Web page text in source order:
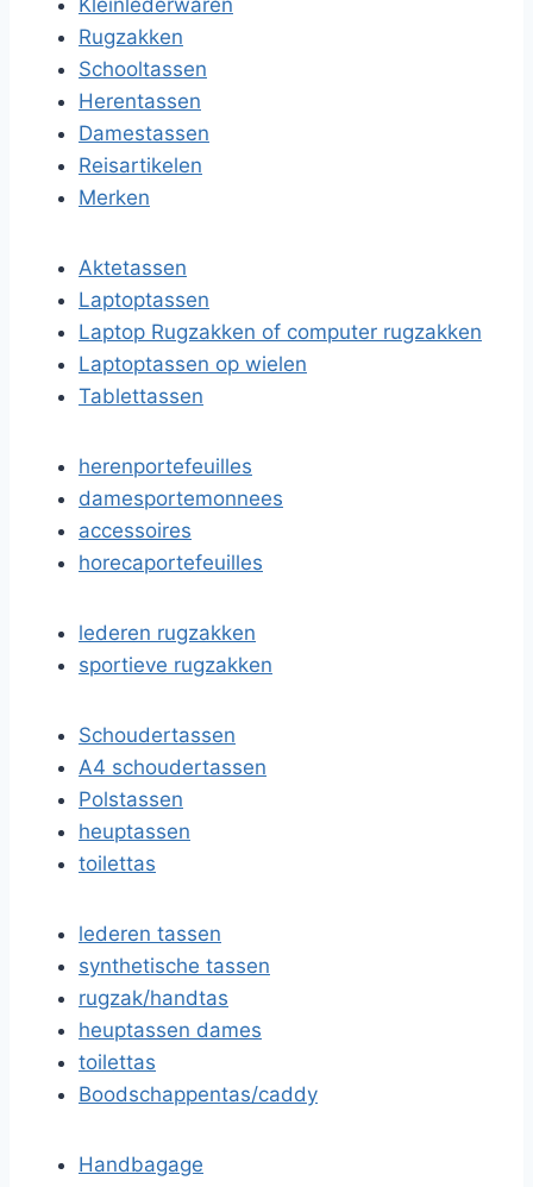
Kleinlederwaren
Rugzakken
Schooltassen
Herentassen
Damestassen
Reisartikelen
Merken
Aktetassen
Laptoptassen
Laptop Rugzakken of computer rugzakken
Laptoptassen op wielen
Tablettassen
herenportefeuilles
damesportemonnees
accessoires
horecaportefeuilles
lederen rugzakken
sportieve rugzakken
Schoudertassen
A4 schoudertassen
Polstassen
heuptassen
toilettas
lederen tassen
synthetische tassen
rugzak/handtas
heuptassen dames
toilettas
Boodschappentas/caddy
Handbagage